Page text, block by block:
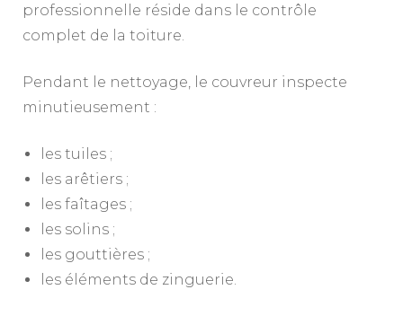
professionnelle réside dans le contrôle
complet de la toiture.
Pendant le nettoyage, le couvreur inspecte
minutieusement :
les tuiles ;
les arêtiers ;
les faîtages ;
les solins ;
les gouttières ;
les éléments de zinguerie.